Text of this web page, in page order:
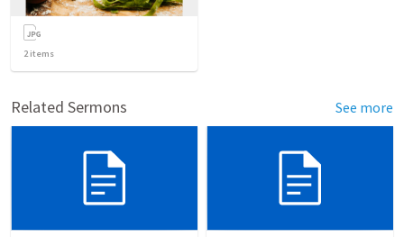
2items
Related Sermons See more